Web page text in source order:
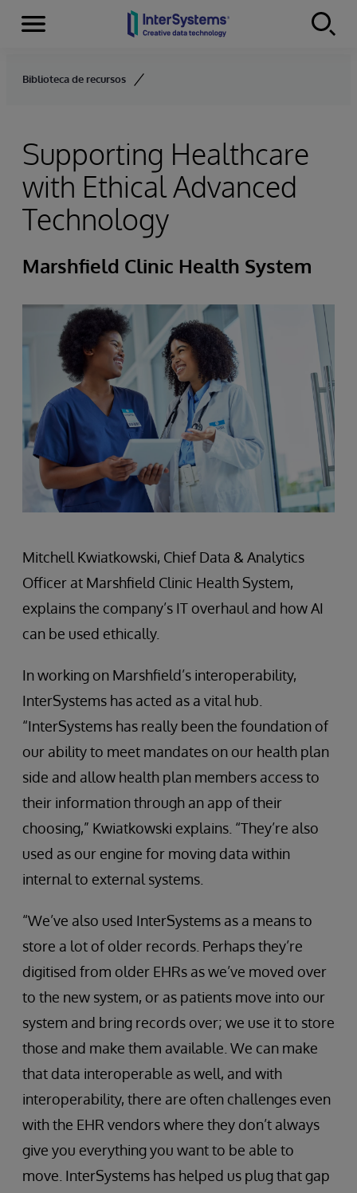
Skip to content
Menu
Biblioteca de recursos
Supporting Healthcare
with Ethical Advanced
Technology
Marshfield Clinic Health System
Mitchell Kwiatkowski, Chief Data & Analytics
Officer at Marshfield Clinic Health System,
explains the company’s IT overhaul and how AI
can be used ethically.
In working on Marshfield’s interoperability,
InterSystems has acted as a vital hub.
“InterSystems has really been the foundation of
our ability to meet mandates on our health plan
side and allow health plan members access to
their information through an app of their
choosing,” Kwiatkowski explains. “They’re also
used as our engine for moving data within
internal to external systems.
“We’ve also used InterSystems as a means to
store a lot of older records. Perhaps they’re
digitised from older EHRs as we’ve moved over
to the new system, or as patients move into our
system and bring records over; we use it to store
those and make them available. We can make
that data interoperable as well, and with
interoperability, there are often challenges even
with the EHR vendors where they don’t always
give you everything you want to be able to
move. InterSystems has helped us plug that gap